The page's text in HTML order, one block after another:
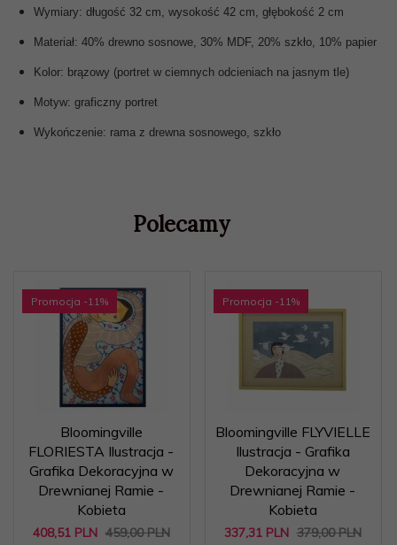
Wymiary: długość 32 cm, wysokość 42 cm, głębokość 2 cm
Materiał: 40% drewno sosnowe, 30% MDF, 20% szkło, 10% papier
Kolor: brązowy (portret w ciemnych odcieniach na jasnym tle)
Motyw: graficzny portret
Wykończenie: rama z drewna sosnowego, szkło
Polecamy
Promocja -11 %
Bloomingville
FLORIESTA Ilustracja -
Grafika Dekoracyjna w
Drewnianej Ramie -
Kobieta
408,51 PLN 459,00 PLN
Promocja -11 %
Bloomingville FLYVIELLE
Ilustracja - Grafika
Dekoracyjna w
Drewnianej Ramie -
Kobieta
337,31 PLN 379,00 PLN